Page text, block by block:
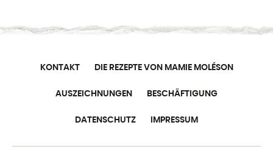
KONTAKT DIE REZEPTE VON MAMIE MOLÉSON
AUSZEICHNUNGEN BESCHÄFTIGUNG
DATENSCHUTZ IMPRESSUM